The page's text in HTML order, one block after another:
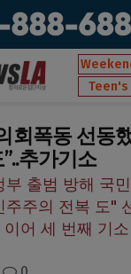
Teen's
회폭동 선동
추가기소
부 출범 방해 국
주주의 전복 도"
어 세 번째 기소